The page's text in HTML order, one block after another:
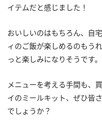
イテムだと感じました！
おいしいのはもちろん、自
ィのご飯が楽しめるのもう
っと楽しみになりそうです。
メニューを考える手間も、
イのミールキット、ぜひ皆
でしょうか？